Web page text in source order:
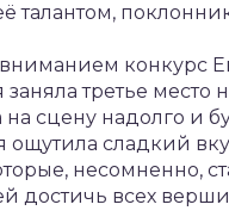
талантом,
конкурс
третье место
сцену надолго и
ощутила сладкий
несомненно,
достичь всех